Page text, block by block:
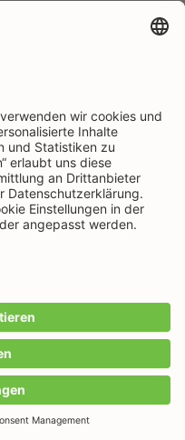
WARENKORB
Instagram
auf YouTubeauf Pinterest
Naturkost auf LinkedIn
seit 1974.
wenn
GmbH & Co. KG